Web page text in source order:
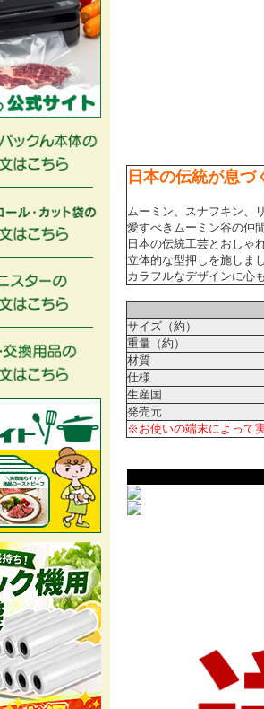
日本の伝統が息
ムーミン、スナフキン、
愛すべきムーミン谷の仲
日本の伝統工芸とおしゃ
立体的な型押しを施しまし
カラフルなデザインに心
サイズ（約）
重量（約）
材質
仕様
生産国
発売元
※お使いの端末によって